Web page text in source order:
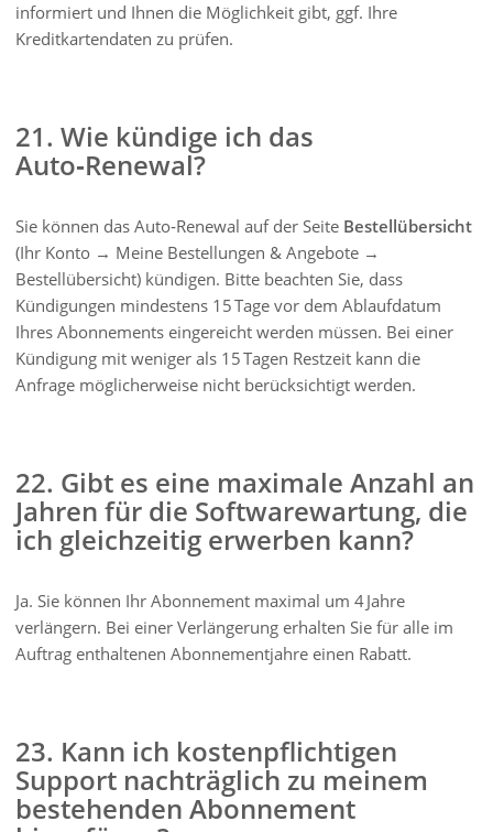
informiert und Ihnen die Möglichkeit gibt, ggf. Ihre
Kreditkartendaten zu prüfen.
21. Wie kündige ich das
Auto‑Renewal?
Sie können das Auto‑Renewal auf der Seite Bestellübersicht
(Ihr Konto → Meine Bestellungen & Angebote →
Bestellübersicht) kündigen. Bitte beachten Sie, dass
Kündigungen mindestens 15 Tage vor dem Ablaufdatum
Ihres Abonnements eingereicht werden müssen. Bei einer
Kündigung mit weniger als 15 Tagen Restzeit kann die
Anfrage möglicherweise nicht berücksichtigt werden.
22. Gibt es eine maximale Anzahl an
Jahren für die Softwarewartung, die
ich gleichzeitig erwerben kann?
Ja. Sie können Ihr Abonnement maximal um 4 Jahre
verlängern. Bei einer Verlängerung erhalten Sie für alle im
Auftrag enthaltenen Abonnementjahre einen Rabatt.
23. Kann ich kostenpflichtigen
Support nachträglich zu meinem
bestehenden Abonnement